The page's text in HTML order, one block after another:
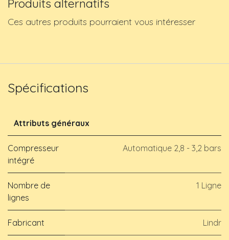
Produits alternatifs
Ces autres produits pourraient vous intéresser
Spécifications
Attributs généraux
Compresseur
intégré
Automatique 2,8 - 3,2 bars
Nombre de
lignes
1 Ligne
Fabricant Lindr